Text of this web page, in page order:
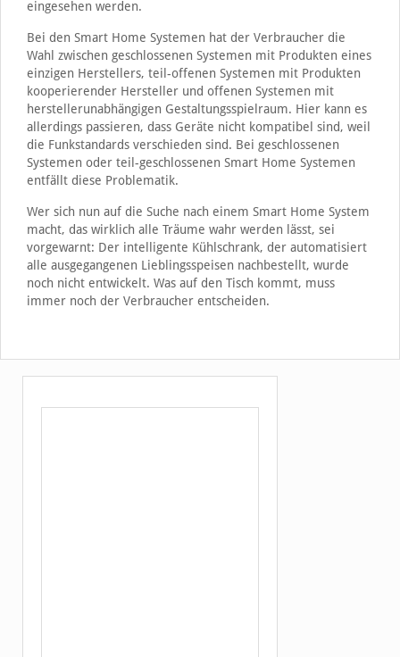
eingesehen werden.
Bei den Smart Home Systemen hat der Verbraucher die
Wahl zwischen geschlossenen Systemen mit Produkten eines
einzigen Herstellers, teil-offenen Systemen mit Produkten
kooperierender Hersteller und offenen Systemen mit
herstellerunabhängigen Gestaltungsspielraum. Hier kann es
allerdings passieren, dass Geräte nicht kompatibel sind, weil
die Funkstandards verschieden sind. Bei geschlossenen
Systemen oder teil-geschlossenen Smart Home Systemen
entfällt diese Problematik.
Wer sich nun auf die Suche nach einem Smart Home System
macht, das wirklich alle Träume wahr werden lässt, sei
vorgewarnt: Der intelligente Kühlschrank, der automatisiert
alle ausgegangenen Lieblingsspeisen nachbestellt, wurde
noch nicht entwickelt. Was auf den Tisch kommt, muss
immer noch der Verbraucher entscheiden.